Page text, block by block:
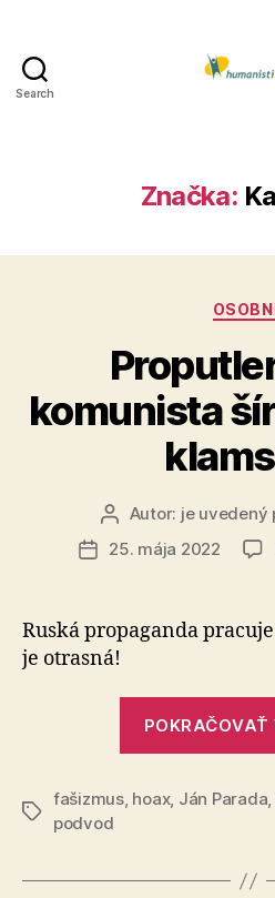
Search
Značka:
komunista
Autor
článku
Autor: je uvedený
Dátum
25. mája 2022
Ruská propaganda
je otrasná!
Značky
fašizmus, hoax, Ján Parada,
podvod